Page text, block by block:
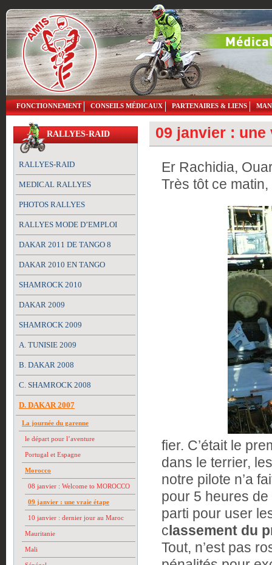
FONCTIONNEMENT CONSEILS MÉDICAUX PARTENAIRES & LIENS
RALLYES-RAID
RALLYES-RAID
MEDICAL RALLYES
PHOTOS RALLYES
RALLYES MODE D’EMPLOI
DAKAR 2011 DE TANGO 8
DAKAR 2010 EN TANGO
SHAMROCK 2010
DAKAR 2009
SHAMROCK 2009
A. TUNISIE 2009
B. DAKAR 2008
C. SHAMROCK 2008
D. DAKAR 2007
La journée du garenne
le départ pour l’aventure
Portugal et Espagne
Morocco
08 janvier : Welcome to MOROCCO
09 janvier : une vraie étape
10 janvier : dernier jour au Maroc
Mauritanie
Mali
09 janvier : une
Er Rachidia,
Très tôtce matin,
fier. C’était le
dans le terrier,
notre pilote n’a
pour 5 heures de
parti pour user
classement du
Tout, n’est pas